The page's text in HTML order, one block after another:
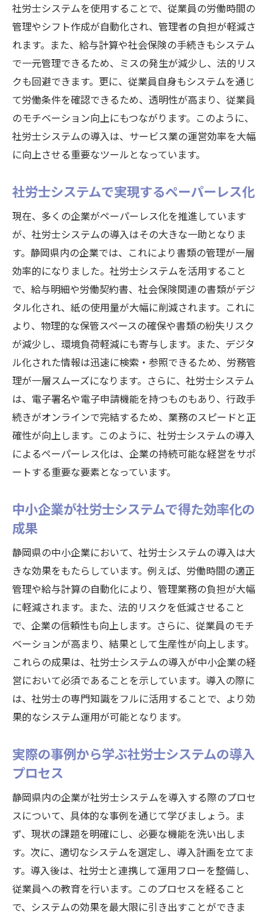
社労士システムを使用することで、従業員の労働時間の
管理やシフト作成が自動化され、管理者の負担が軽減さ
れます。また、給与計算や社会保険の手続きもシステム
で一元管理できるため、ミスの発生が減少し、法的リス
クも回避できます。更に、従業員自身もシステムを通じ
て労働条件を確認できるため、透明性が高まり、従業員
のモチベーション向上にもつながります。このように、
社労士システムの導入は、サービス業の運営効率を大幅
に向上させる重要なツールとなっています。
社労士システムで実現するペーパーレス化
現在、多くの企業がペーパーレス化を推進しています
が、社労士システムの導入はその大きな一助となりま
す。静岡県内の企業では、これにより書類の管理が一層
効率的になりました。社労士システムを活用すること
で、給与明細や労働契約書、社会保険関連の書類がデジ
タル化され、紙の使用量が大幅に削減されます。これに
より、物理的な保管スペースの確保や書類の紛失リスク
が減少し、環境負荷軽減にも寄与します。また、デジタ
ル化された情報は迅速に検索・参照できるため、労務管
理が一層スムーズになります。さらに、社労士システム
は、電子署名や電子申請機能を持つものもあり、行政手
続きがオンラインで完結するため、業務のスピードと正
確性が向上します。このように、社労士システムの導入
によるペーパーレス化は、企業の持続可能な経営をサポ
ートする重要な要素となっています。
中小企業が社労士システムで得た効率化の
成果
静岡県の中小企業において、社労士システムの導入は大
きな効果をもたらしています。例えば、労働時間の適正
管理や給与計算の自動化により、管理業務の負担が大幅
に軽減されます。また、法的リスクを低減させること
で、企業の信頼性も向上します。さらに、従業員のモチ
ベーションが高まり、結果として生産性が向上します。
これらの成果は、社労士システムの導入が中小企業の経
営において必須であることを示しています。導入の際に
は、社労士の専門知識をフルに活用することで、より効
果的なシステム運用が可能となります。
実際の事例から学ぶ社労士システムの導入
プロセス
静岡県内の企業が社労士システムを導入する際のプロセ
スについて、具体的な事例を通じて学びましょう。ま
ず、現状の課題を明確にし、必要な機能を洗い出しま
す。次に、適切なシステムを選定し、導入計画を立てま
す。導入後は、社労士と連携して運用フローを整備し、
従業員への教育を行います。このプロセスを経ること
で、システムの効果を最大限に引き出すことができま